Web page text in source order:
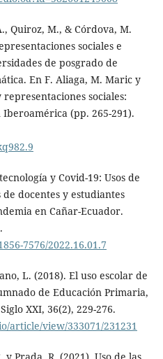
Quiroz, M., & Córdova, M.
sociales e
de posgrado de
En F. Aliaga, M. Maric y
sociales:
(pp. 265-291).
y Covid-19: Usos de
docentes y estudiantes
en Cañar-Ecuador.
7576/2022.16.01.7
L. (2018). El uso escolar de
de Educación Primaria,
XXI, 36(2), 229-276.
article/view/333071/231231